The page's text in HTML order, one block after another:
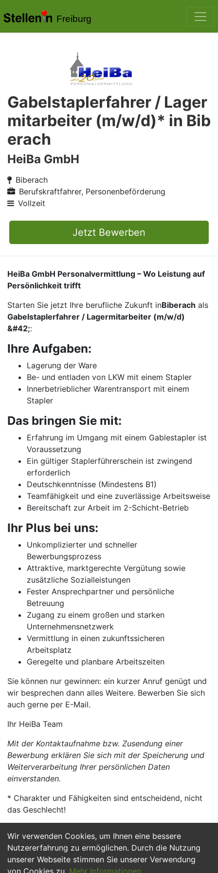
Freiburg
Wir verwenden Cookies, um Ihnen eine bessere
Nutzererfahrung zu ermöglichen. Durch die Nutzung
unserer Webseite stimmen Sie unserer Verwendung
von Cookies zu. Mehr Informationen
Gabelstaplerfahrer / Lager
mitarbeiter (m/w/d)* in Bib
erach
HeiBa GmbH
Biberach
Berufskraftfahrer, Personenbeförderung
Vollzeit
Jetzt Bewerben
HeiBa GmbH Personalvermittlung – Wo Leistung auf
Persönlichkeit trifft
Starten Sie jetzt Ihre berufliche Zukunft inBiberach als
Gabelstaplerfahrer / Lagermitarbeiter (m/w/d)
&#42;:
Ihre Aufgaben:
Lagerung der Ware
Be- und entladen von LKW mit einem Stapler
Innerbetrieblicher Warentransport mit einem
Stapler
Das bringen Sie mit:
Erfahrung im Umgang mit einem Gablestapler ist
Voraussetzung
Ein gültiger Staplerführerschein ist zwingend
erforderlich
Deutschkenntnisse (Mindestens B1)
Teamfähigkeit und eine zuverlässige Arbeitsweise
Bereitschaft zur Arbeit im 2-Schicht-Betrieb
Ihr Plus bei uns:
Unkomplizierter und schneller
Bewerbungsprozess
Attraktive, marktgerechte Vergütung sowie
zusätzliche Sozialleistungen
Fester Ansprechpartner und persönliche
Betreuung
Zugang zu einem großen und starken
Unternehmensnetzwerk
Vermittlung in einen zukunftssicheren
Arbeitsplatz
Geregelte und planbare Arbeitszeiten
Sie können nur gewinnen: ein kurzer Anruf genügt und
wir besprechen dann alles Weitere. Bewerben Sie sich
auch gerne per E-Mail.
Ihr HeiBa Team
Mit der Kontaktaufnahme bzw. Zusendung einer
Bewerbung erklären Sie sich mit der Speicherung und
Weiterverarbeitung Ihrer persönlichen Daten
einverstanden.
* Charakter und Fähigkeiten sind entscheidend, nicht
das Geschlecht!
Jetzt Bewerben